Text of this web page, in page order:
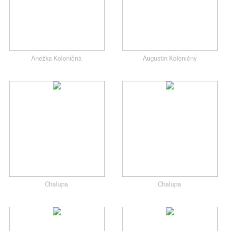
Anežka Koloničná Augustin Koloničný
Chalupa Chalupa